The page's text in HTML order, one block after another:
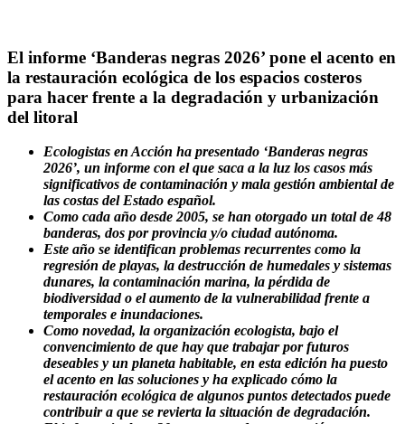
El informe ‘Banderas negras 2026’ pone el acento en
la restauración ecológica de los espacios costeros
para hacer frente a la degradación y urbanización
del litoral
Ecologistas en Acción ha presentado ‘Banderas negras
2026’, un informe con el que saca a la luz los casos más
significativos de contaminación y mala gestión ambiental de
las costas del Estado español.
Como cada año desde 2005, se han otorgado un total de 48
banderas, dos por provincia y/o ciudad autónoma.
Este año se identifican problemas recurrentes como la
regresión de playas, la destrucción de humedales y sistemas
dunares, la contaminación marina, la pérdida de
biodiversidad o el aumento de la vulnerabilidad frente a
temporales e inundaciones.
Como novedad, la organización ecologista, bajo el
convencimiento de que hay que trabajar por futuros
deseables y un planeta habitable, en esta edición ha puesto
el acento en las soluciones y ha explicado cómo la
restauración ecológica de algunos puntos detectados puede
contribuir a que se revierta la situación de degradación.